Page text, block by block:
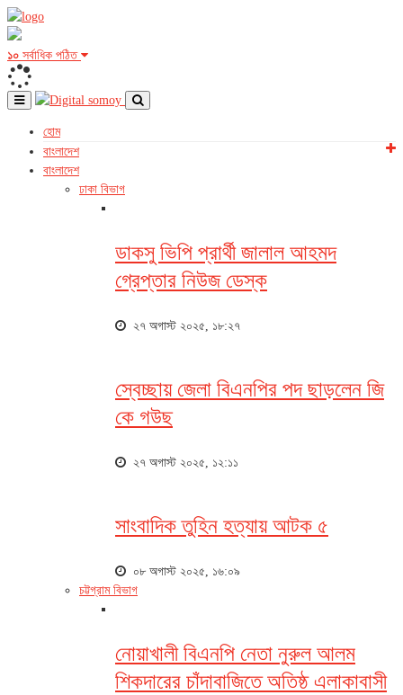
১০ সর্বাধিক পঠিত
হোম
বাংলাদেশ
বাংলাদেশ
ঢাকা বিভাগ
ডাকসু ভিপি প্রার্থী জালাল আহমদ
গ্রেপ্তার নিউজ ডেস্ক
২৭ অগাস্ট ২০২৫, ১৮:২৭
স্বেচ্ছায় জেলা বিএনপির পদ ছাড়লেন জি
কে গউছ
২৭ অগাস্ট ২০২৫, ১২:১১
সাংবাদিক তুহিন হত্যায় আটক ৫
০৮ অগাস্ট ২০২৫, ১৬:০৯
চট্টগ্রাম বিভাগ
নোয়াখালী বিএনপি নেতা নুরুল আলম
শিকদারের চাঁদাবাজিতে অতিষ্ঠ এলাকাবাসী